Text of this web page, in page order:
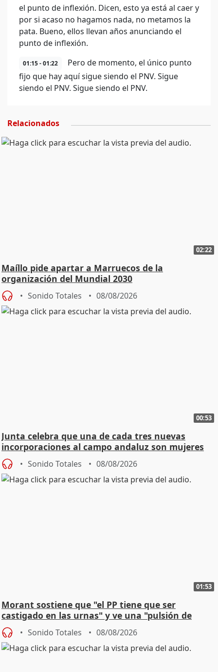
el punto de inflexión. Dicen, esto ya está al caer y
por si acaso no hagamos nada, no metamos la
pata. Bueno, ellos llevan años anunciando el
punto de inflexión.
01:15 - 01:22
Pero de momento, el único punto
fijo que hay aquí sigue siendo el PNV. Sigue
siendo el PNV. Sigue siendo el PNV.
Relacionados
02:22
Maíllo pide apartar a Marruecos de la
organización del Mundial 2030
Sonido Totales 08/08/2026
00:53
Junta celebra que una de cada tres nuevas
incorporaciones al campo andaluz son mujeres
jóvenes
Sonido Totales 08/08/2026
01:53
Morant sostiene que "el PP tiene que ser
castigado en las urnas" y ve una "pulsión de
cambio"
Sonido Totales 08/08/2026